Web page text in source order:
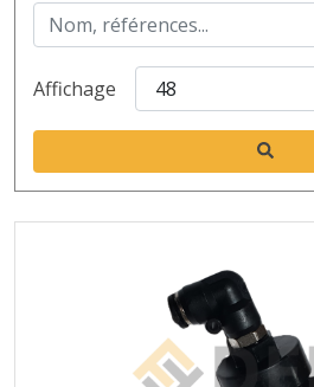
Affichage